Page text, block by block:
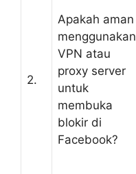
2.
Apakah aman
menggunakan
VPN atau
proxy server
untuk
membuka
blokir di
Facebook?